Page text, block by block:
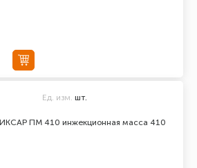
ПМ 410 инжекционная масса 410
Ед. изм. шт.